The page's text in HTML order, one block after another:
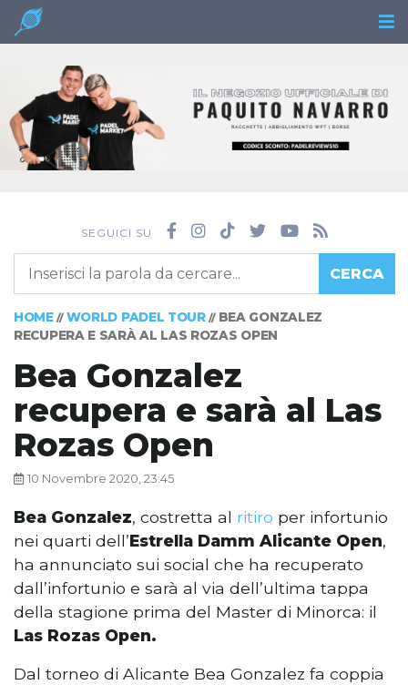
SEGUICI SU
CERCA
HOME// WORLD PADEL TOUR// BEA GONZALEZ
RECUPERA E SARÀ AL LAS ROZAS OPEN
Bea Gonzalez
recupera e sarà al Las
Rozas Open
10 Novembre 2020, 23:45
Bea Gonzalez, costretta al ritiro per infortunio
nei quarti dell’Estrella Damm Alicante Open,
ha annunciato sui social che ha recuperato
dall’infortunio e sarà al via dell’ultima tappa
della stagione prima del Master di Minorca: il
Las Rozas Open.
Dal torneo di Alicante Bea Gonzalez fa coppia